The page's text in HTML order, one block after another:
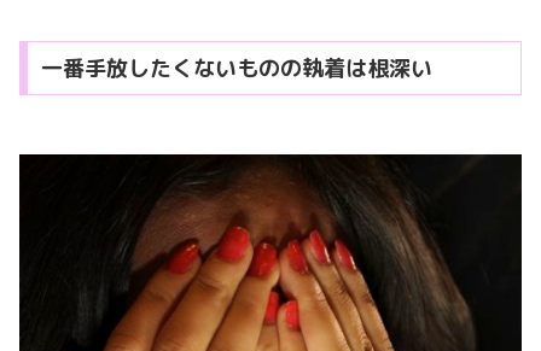
一番手放したくないものの執着は根深い